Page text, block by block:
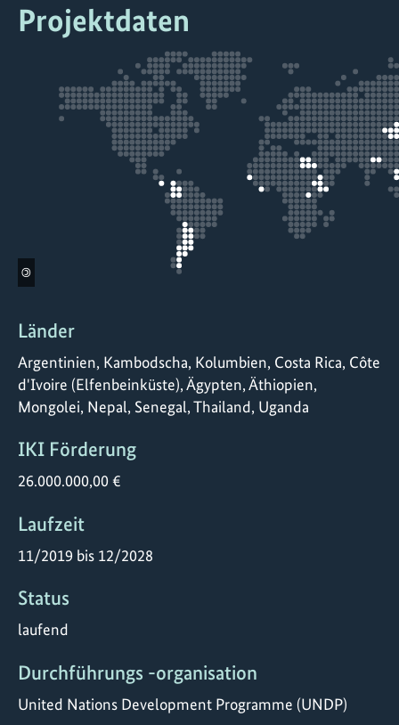
Projektdaten
©
Länder
Argentinien, Kambodscha, Kolumbien, Costa Rica, Côte
d'Ivoire (Elfenbeinküste), Ägypten, Äthiopien,
Mongolei, Nepal, Senegal, Thailand, Uganda
IKI Förderung
26.000.000,00 €
Laufzeit
11/2019 bis 12/2028
Status
laufend
Durchführungs -organisation
United Nations Development Programme (UNDP)